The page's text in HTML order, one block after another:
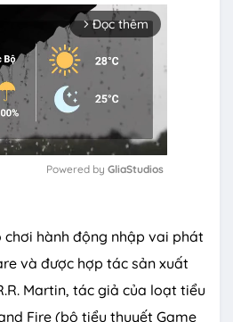
arrow_forward_ios Đọc thêm
t
e
Powered by GliaStudios
chơi hành động nhập vai phát
và được hợp tác sản xuất
Martin, tác giả của loạt tiểu
Fire (bộ tiểu thuyết Game